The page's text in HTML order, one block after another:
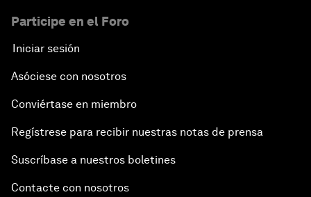
Participe en el Foro
Iniciar sesión
Asóciese con nosotros
Conviértase en miembro
Regístrese para recibir nuestras notas de prensa
Suscríbase a nuestros boletines
Contacte con nosotros